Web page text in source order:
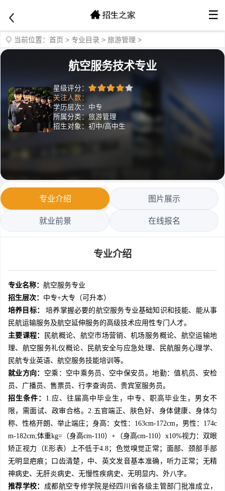
☰
当前位置： 首页 > 专业目录 > 旅游管理 >
航空服务技术专业
星级评分：
关注人数：
学历层次：中专
所属分类：旅游管理
招生对象：初中/高中生
专业介绍 图片展示
就业前景 在线报名
专业介绍
专业名称： 航空服务专业
招生层次： 中专+大专（可升本）
培养目标：
培养掌握必要的航空服务专业基础知识和技能、能从事
民航运输服务及航空延伸服务的高级技术应用性专门人才。
主要课程：
民航概论、航空市场营销、机场服务概论、航空运输地
理、航空服务礼仪概论、民航安全与应急处理、民航服务心理学、
民航专业英语、航空服务技能培训等。
就业方向：
空乘：空中乘务员、空中保安员。地勤：值机员、安检
员、广播员、售票员、行李查询员、贵宾室服务员。
招生条件： 1.应、往届高中毕业生，中专、职高毕业生，男女不
限，需面试、政审合格。2.五官端正、肤色好、身体健康、身体匀
称、性格开朗、举止端庄；身高：女性：163cm-172cm，男性：174c
m-182cm;体重kg=（身高cm-110）+（身高cm-110）x10%视力：双眼
矫正视力（E形表）上不低于4.8；色觉嗅觉正常；面部、颈部手部
无明显疤痕；口齿清楚，中、英文发音基本准确，听力正常；无精
神病史、无肝炎病史、无慢性疾病史、无明显内、外八字。
推荐学校：
成都航空专修学院是经四川省各级主管部门批准成立，